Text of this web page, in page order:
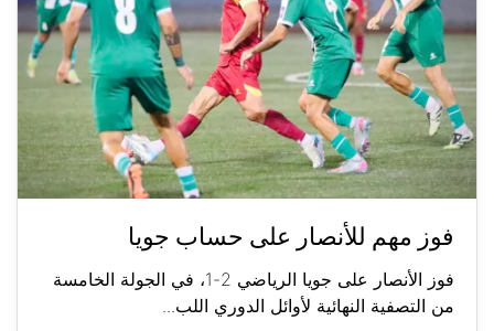
فوز مهم للأنصار على حساب جويا
فوز الأنصار على جويا الرياضي 2-1، في الجولة الخامسة
من التصفية النهائية لأوائل الدوري اللب...